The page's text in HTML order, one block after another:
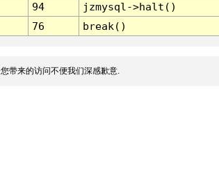
94
jzmysql->halt()
76 break()
带来的访问不便我们深感歉意.